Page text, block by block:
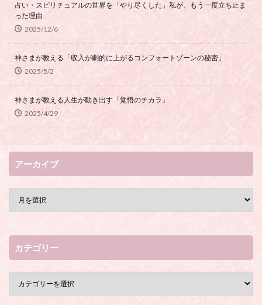
占い・スピリチュアルの世界を「やり尽くした」私が、もう一度立ち止ま
った理由
2025/12/6
神さまが教える「収入が劇的に上がるコンフォートゾーンの秘密」
2025/5/2
神さまが教える人生が動き出す「覚悟のチカラ」
2025/4/29
アーカイブ
カテゴリー